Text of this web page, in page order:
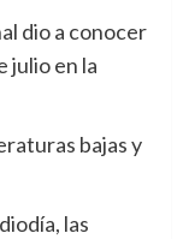
dio a conocer
julio en la
bajas y
las